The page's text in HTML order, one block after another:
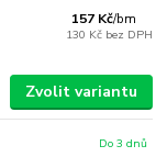
157 Kč/bm
130 Kč bez DPH
Zvolit variantu
Do 3 dnů